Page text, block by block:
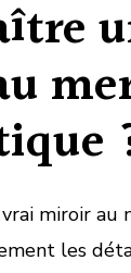
miroir au
les